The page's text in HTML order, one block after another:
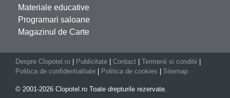
Materiale educative
Programari saloane
Magazinul de Carte
Despre Clopotel.ro Publicitate Contact Termenii si conditii
Politica de confidentialitate
Politica de cookies Sitemap
© 2001-2026 Clopotel.ro Toate drepturile rezervate.